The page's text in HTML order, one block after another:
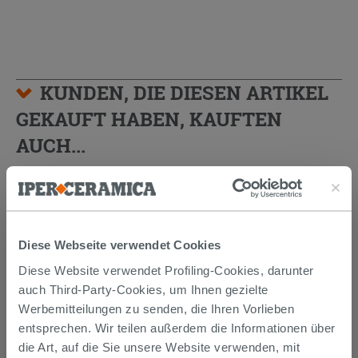
Diese Webseite verwendet Cookies
Diese Website verwendet Profiling-Cookies, darunter
auch Third-Party-Cookies, um Ihnen gezielte
Werbemitteilungen zu senden, die Ihren Vorlieben
entsprechen. Wir teilen außerdem die Informationen über
die Art, auf die Sie unsere Website verwenden, mit
KUNDEN, DIE DIESEN ARTIKEL
GEKAUFT HABEN, KAUFTEN
AUCH...